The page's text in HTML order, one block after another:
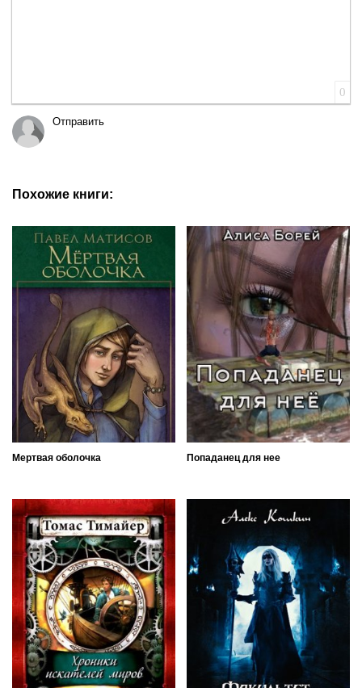
0
Отправить
Похожие книги:
Мертвая оболочка Попаданец для нее